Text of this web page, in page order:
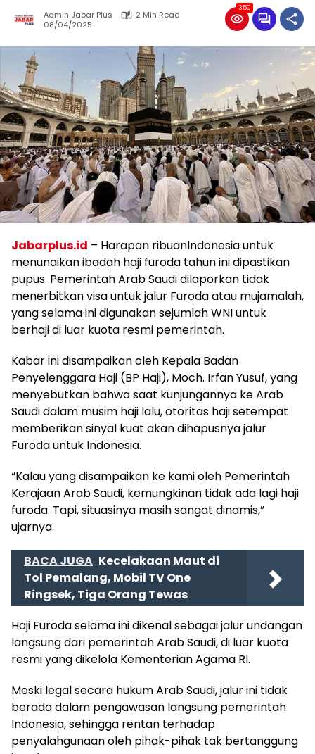
Admin Jabar Plus
2 Min Read
08/04/2025
350
Jabarplus.id – Harapan ribuanIndonesia untuk
menunaikan ibadah haji furoda tahun ini dipastikan
pupus. Pemerintah Arab Saudi dilaporkan tidak
menerbitkan visa untuk jalur Furoda atau mujamalah,
yang selama ini digunakan sejumlah WNI untuk
berhaji di luar kuota resmi pemerintah.
Kabar ini disampaikan oleh Kepala Badan
Penyelenggara Haji (BP Haji), Moch. Irfan Yusuf, yang
menyebutkan bahwa saat kunjungannya ke Arab
Saudi dalam musim haji lalu, otoritas haji setempat
memberikan sinyal kuat akan dihapusnya jalur
Furoda untuk Indonesia.
“Kalau yang disampaikan ke kami oleh Pemerintah
Kerajaan Arab Saudi, kemungkinan tidak ada lagi haji
furoda. Tapi, situasinya masih sangat dinamis,”
ujarnya.
BACA JUGA Kecelakaan Maut di
Tol Pemalang, Mobil TV One
Ringsek, Tiga Orang Tewas
Haji Furoda selama ini dikenal sebagai jalur undangan
langsung dari pemerintah Arab Saudi, di luar kuota
resmi yang dikelola Kementerian Agama RI.
Meski legal secara hukum Arab Saudi, jalur ini tidak
berada dalam pengawasan langsung pemerintah
Indonesia, sehingga rentan terhadap
penyalahgunaan oleh pihak-pihak tak bertanggung